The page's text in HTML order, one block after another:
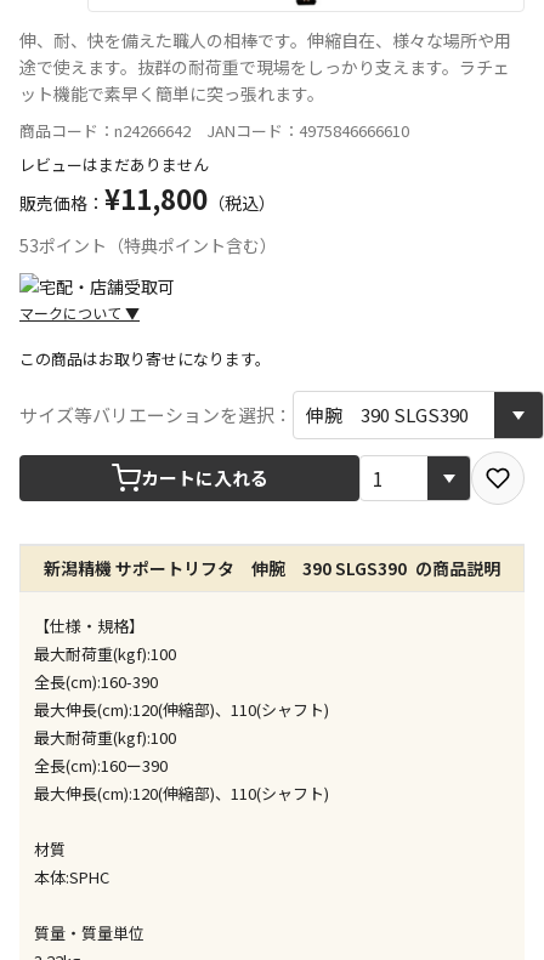
伸、耐、快を備えた職人の相棒です。伸縮自在、様々な場所や用
途で使えます。抜群の耐荷重で現場をしっかり支えます。ラチェ
ット機能で素早く簡単に突っ張れます。
商品コード：n24266642 JANコード：4975846666610
レビューはまだありません
販売価格： ¥11,800 （税込）
53ポイント（特典ポイント含む）
マークについて ▼
宅配や店舗受取を選択できる商品です
店舗のみで受取できる商品です（宅配便でのお届けが
す
お届けができません）
※同時購入の商品は、全て同じ店舗での受取となりま
す
委託業者によりお届けする商品です
※ほか商品との同時購入はできません。お手数です
が、ご購入手続きを分けてお買い求めください
※支払い方法の代金引換は選択できません。
同時購入が可能です
この商品はお取り寄せになります。
サイズ等バリエーションを選択：
カートに入れる
新潟精機 サポートリフタ 伸腕 390 SLGS390 の商品説明
【仕様・規格】
最大耐荷重(kgf):100
全長(cm):160-390
最大伸長(cm):120(伸縮部)、110(シャフト)
最大耐荷重(kgf):100
全長(cm):160ー390
最大伸長(cm):120(伸縮部)、110(シャフト)
材質
本体:SPHC
質量・質量単位